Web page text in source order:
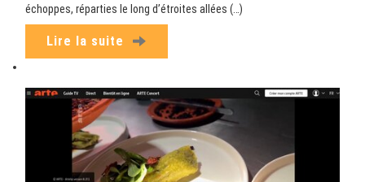
échoppes, réparties le long d’étroites allées (…)
Lire la suite